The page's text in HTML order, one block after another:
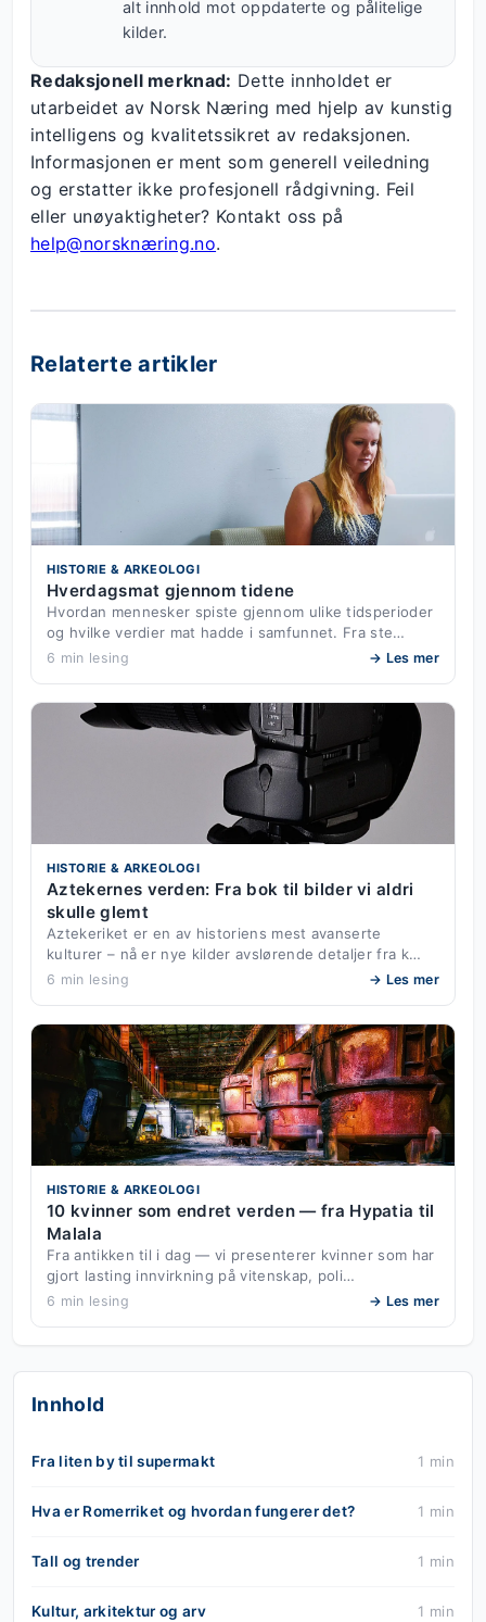
alt innhold mot oppdaterte og pålitelige
kilder.
Redaksjonell merknad: Dette innholdet er
utarbeidet av Norsk Næring med hjelp av kunstig
intelligens og kvalitetssikret av redaksjonen.
Informasjonen er ment som generell veiledning
og erstatter ikke profesjonell rådgivning. Feil
eller unøyaktigheter? Kontakt oss på
help@norsknæring.no.
Relaterte artikler
HISTORIE & ARKEOLOGI
Hverdagsmat gjennom tidene
Hvordan mennesker spiste gjennom ulike tidsperioder
og hvilke verdier mat hadde i samfunnet. Fra ste…
6 min lesing → Les mer
HISTORIE & ARKEOLOGI
Aztekernes verden: Fra bok til bilder vi aldri
skulle glemt
Aztekeriket er en av historiens mest avanserte
kulturer – nå er nye kilder avslørende detaljer fra k…
6 min lesing → Les mer
HISTORIE & ARKEOLOGI
10 kvinner som endret verden — fra Hypatia til
Malala
Fra antikken til i dag — vi presenterer kvinner som har
gjort lasting innvirkning på vitenskap, poli…
6 min lesing → Les mer
Innhold
Fra liten by til supermakt 1 min
Hva er Romerriket og hvordan fungerer det? 1 min
Tall og trender 1 min
Kultur, arkitektur og arv 1 min